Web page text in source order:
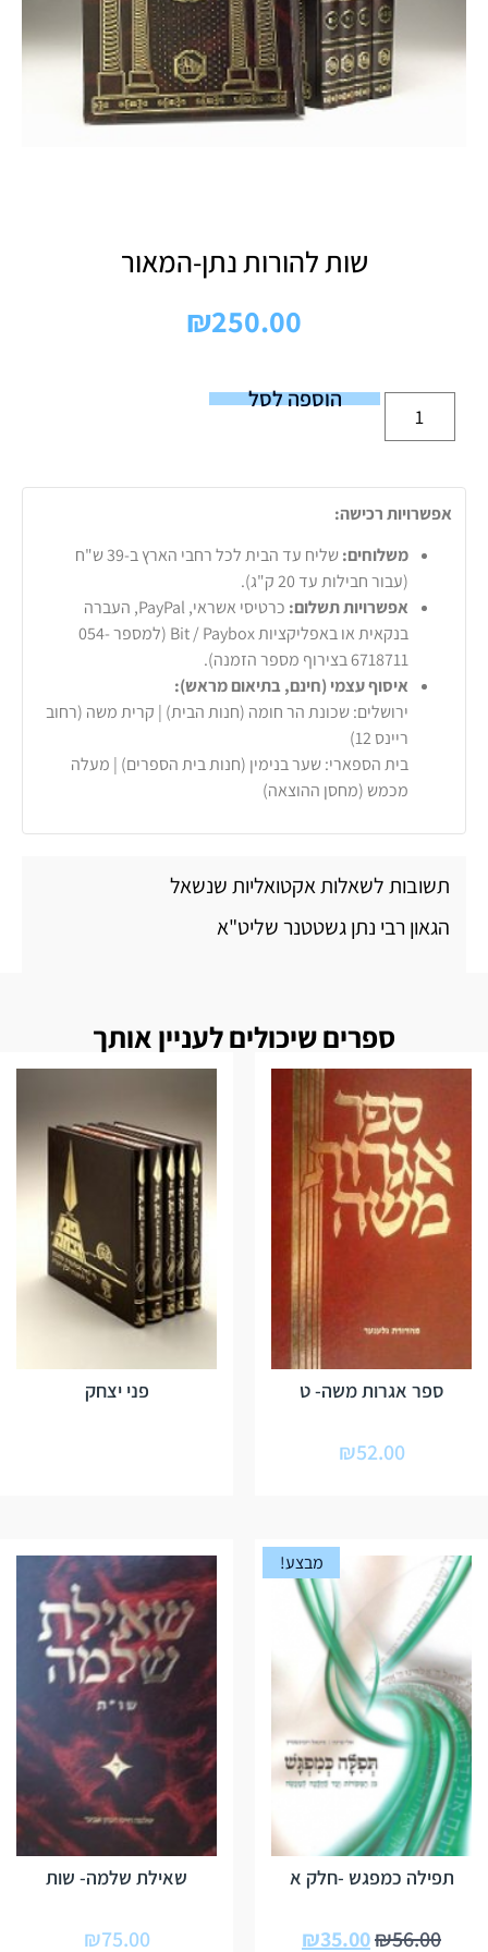
שות להורות נתן-המאור
₪250.00
הוספה לסל
אפשרויות רכישה:
משלוחים:
שליח עד הבית לכל רחבי הארץ ב-39 ש"ח
(עבור חבילות עד 20 ק"ג).
אפשרויות תשלום:
כרטיסי אשראי, PayPal, העברה
בנקאית או באפליקציות Bit / Paybox (למספר 054-
6718711 בצירוף מספר הזמנה).
איסוף עצמי (חינם, בתיאום מראש):
ירושלים: שכונת הר חומה (חנות הבית) | קרית משה (רחוב
ריינס 12)
בית הספארי: שער בנימין (חנות בית הספרים) | מעלה
מכמש (מחסן ההוצאה)
תשובות לשאלות אקטואליות שנשאל
הגאון רבי נתן גשטטנר שליט"א
ספרים שיכולים לעניין אותך
ספר אגרות משה- ט
₪52.00
פני יצחק
מבצע!
תפילה כמפגש -חלק א
₪56.00
₪35.00
שאילת שלמה- שות
₪75.00